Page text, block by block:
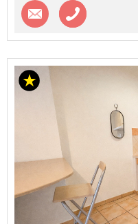
Contacter l'agence